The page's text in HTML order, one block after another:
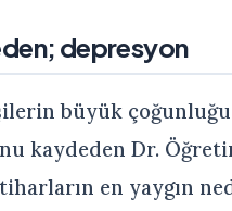
depresyon
büyük
kaydeden Dr.
en yaygın